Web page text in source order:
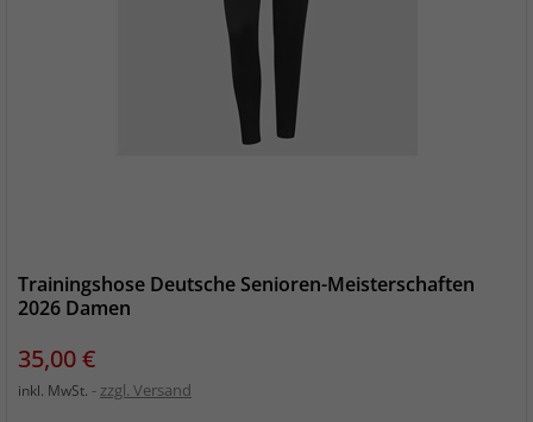
Trainingshose Deutsche Senioren-Meisterschaften
2026 Damen
Preis
35,00 €
inkl. MwSt. zzgl. Versand